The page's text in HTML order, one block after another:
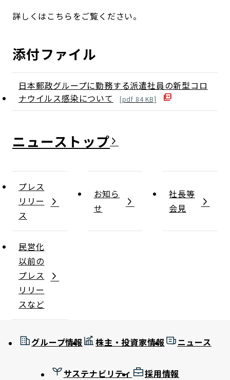
詳しくはこちらをご覧ください。
添付ファイル
日本郵政グループに勤務する派遣社員の新型コロ
ナウイルス感染について
[pdf 84 KB]
ニュース
プレス
リリー
ス
お知ら
せ
社長等
会見
民営化
以前の
プレス
リリー
スなど
グループ情報 株主・投資家情報 ニュース
サステナビリティ 採用情報